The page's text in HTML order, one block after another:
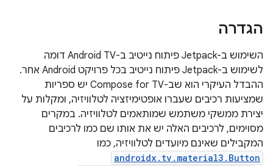
הגדרה
השימוש ב-Jetpack פיתוח נייטיב ב-Android TV דומה
לשימוש ב-Jetpack פיתוח נייטיב בכל פרויקט Android אחר.
ההבדל העיקרי הוא שב-Compose for TV יש ספריות
שמציעות רכיבים שעברו אופטימיזציה לטלוויזיה, ומקלות על
יצירת ממשקי משתמש שמותאמים לטלוויזיה. במקרים
מסוימים, לרכיבים האלה יש את אותו שם כמו לרכיבים
המקבילים שאינם מיועדים לטלוויזיה, כמו
androidx.tv.material3.Button